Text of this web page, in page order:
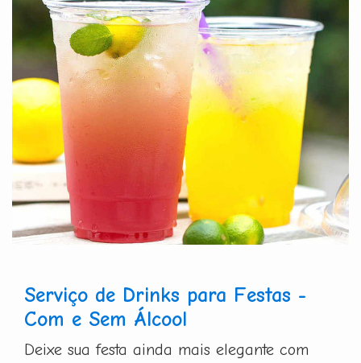
Serviço de Drinks para Festas -
Com e Sem Álcool
Deixe sua festa ainda mais elegante com